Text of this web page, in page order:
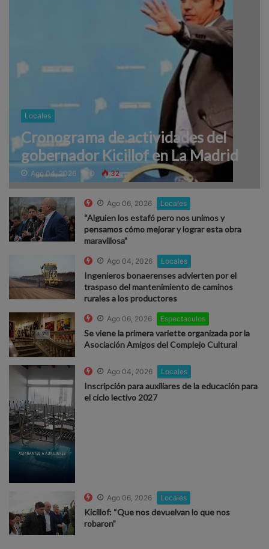
Locales
Cronograma de actividades del
gobernador Kicillof en La Madrid
Ago 04, 2026 0 32
Ago 06, 2026 Locales
“Alguien los estafó pero nos unimos y
pensamos cómo mejorar y lograr esta obra
maravillosa”
Ago 04, 2026 Locales
Ingenieros bonaerenses advierten por el
traspaso del mantenimiento de caminos
rurales a los productores
Ago 06, 2026 Espectaculos
Se viene la primera variette organizada por la
Asociación Amigos del Complejo Cultural
Ago 04, 2026 Locales
Inscripción para auxiliares de la educación para
el ciclo lectivo 2027
Ago 06, 2026 Locales
Kicillof: “Que nos devuelvan lo que nos
robaron”